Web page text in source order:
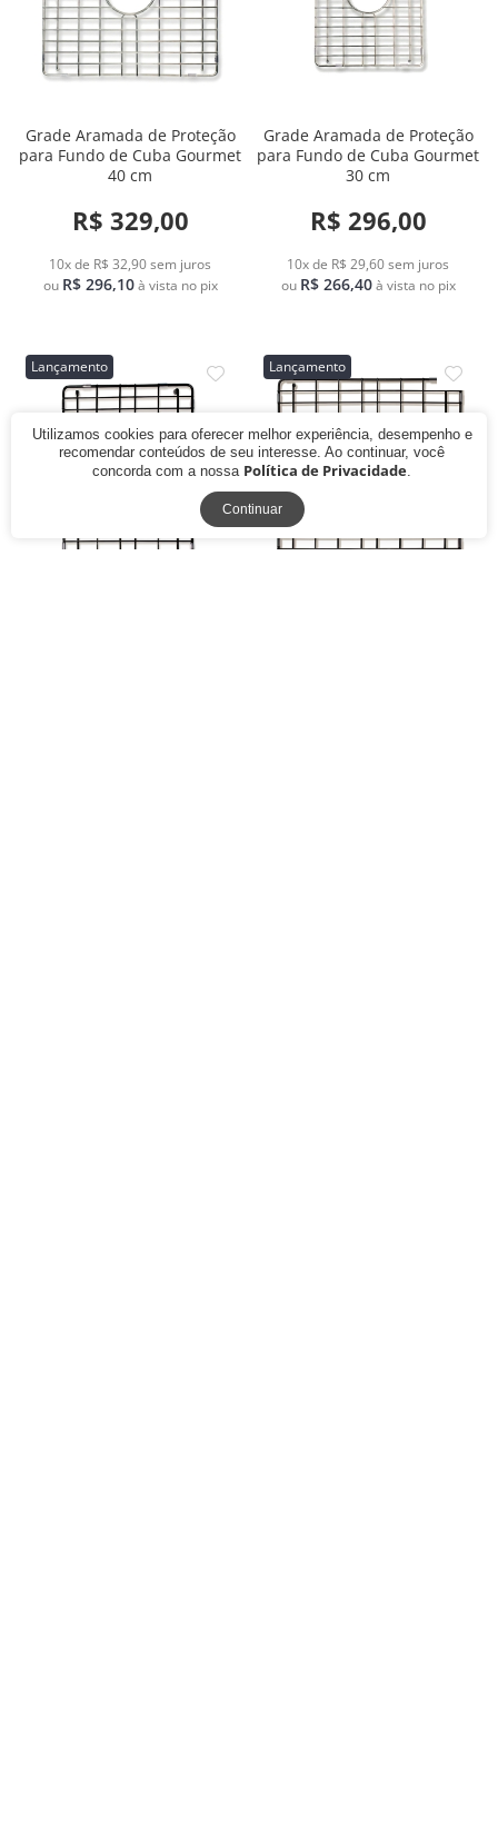
Grade Aramada de Proteção
para Fundo de Cuba Gourmet
40 cm
R$ 329,00
10x de R$ 32,90sem juros
ou R$ 296,10à vista no pix
Grade Aramada de Proteção
para Fundo de Cuba Gourmet
30 cm
R$ 296,00
10x de R$ 29,60sem juros
ou R$ 266,40à vista no pix
Lançamento Lançamento
Utilizamos cookies para oferecer melhor experiência, desempenho e
recomendar conteúdos de seu interesse. Ao continuar, você
concorda com a nossa Política de Privacidade.
Continuar